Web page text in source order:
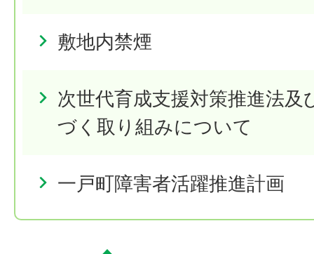
敷地内禁煙
次世代育成支援対策推進法及
づく取り組みについて
一戸町障害者活躍推進計画